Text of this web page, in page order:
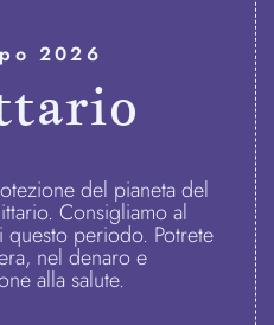
2026
del pianeta del
Consigliamo al
periodo. Potrete
nel denaro e
alla salute.